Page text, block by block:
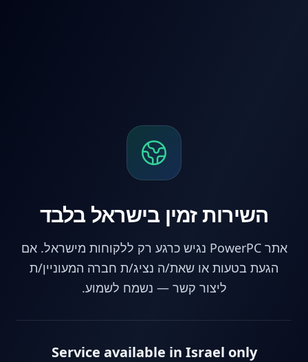
השירות זמין בישראל בלבד
אתר PowerPC נגיש כרגע רק ללקוחות מישראל. אם
הגעת בטעות או שאת/ה נציג/ת חברה המעוניין/ת
ליצור קשר — נשמח לשמוע.
Service available in Israel only